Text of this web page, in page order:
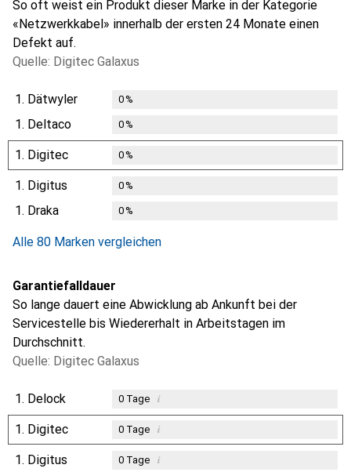
So oft weist ein Produkt dieser Marke in der Kategorie
«Netzwerkkabel» innerhalb der ersten 24 Monate einen
Defekt auf.
Quelle: Digitec Galaxus
1. Dätwyler 0%
1. Deltaco 0%
1. Digitec 0%
1. Digitus 0%
1. Draka 0%
Alle 80 Marken vergleichen
Garantiefalldauer
So lange dauert eine Abwicklung ab Ankunft bei der
Servicestelle bis Wiedererhalt in Arbeitstagen im
Durchschnitt.
Quelle: Digitec Galaxus
1. Delock 0Tage i
1. Digitec 0Tage i
1. Digitus 0Tage i